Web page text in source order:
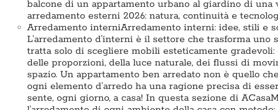
balcone di un appartamento urbano al giardino di
arredamento esterni 2026: natura, continuità e
Arredamento interniArredamento interni: idee, stili e
L’arredamento d’interni è il settore che trasforma
tratta solo di scegliere mobili esteticamente
delle proporzioni, della luce naturale, dei flussi di
spazio. Un appartamento ben arredato non è quello
ogni elemento d’arredo ha una ragione precisa di
sente, ogni giorno, a casa! In questa sezione di